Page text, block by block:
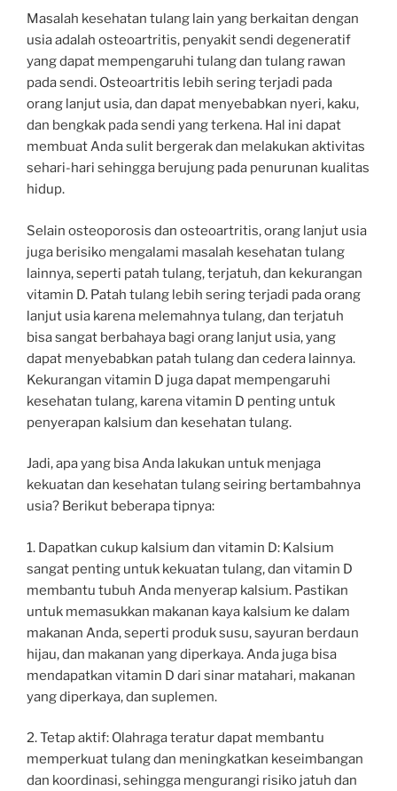
Masalah kesehatan tulang lain yang berkaitan dengan
usia adalah osteoartritis, penyakit sendi degeneratif
yang dapat mempengaruhi tulang dan tulang rawan
pada sendi. Osteoartritis lebih sering terjadi pada
orang lanjut usia, dan dapat menyebabkan nyeri, kaku,
dan bengkak pada sendi yang terkena. Hal ini dapat
membuat Anda sulit bergerak dan melakukan aktivitas
sehari-hari sehingga berujung pada penurunan kualitas
hidup.
Selain osteoporosis dan osteoartritis, orang lanjut usia
juga berisiko mengalami masalah kesehatan tulang
lainnya, seperti patah tulang, terjatuh, dan kekurangan
vitamin D. Patah tulang lebih sering terjadi pada orang
lanjut usia karena melemahnya tulang, dan terjatuh
bisa sangat berbahaya bagi orang lanjut usia, yang
dapat menyebabkan patah tulang dan cedera lainnya.
Kekurangan vitamin D juga dapat mempengaruhi
kesehatan tulang, karena vitamin D penting untuk
penyerapan kalsium dan kesehatan tulang.
Jadi, apa yang bisa Anda lakukan untuk menjaga
kekuatan dan kesehatan tulang seiring bertambahnya
usia? Berikut beberapa tipnya:
1. Dapatkan cukup kalsium dan vitamin D: Kalsium
sangat penting untuk kekuatan tulang, dan vitamin D
membantu tubuh Anda menyerap kalsium. Pastikan
untuk memasukkan makanan kaya kalsium ke dalam
makanan Anda, seperti produk susu, sayuran berdaun
hijau, dan makanan yang diperkaya. Anda juga bisa
mendapatkan vitamin D dari sinar matahari, makanan
yang diperkaya, dan suplemen.
2. Tetap aktif: Olahraga teratur dapat membantu
memperkuat tulang dan meningkatkan keseimbangan
dan koordinasi, sehingga mengurangi risiko jatuh dan